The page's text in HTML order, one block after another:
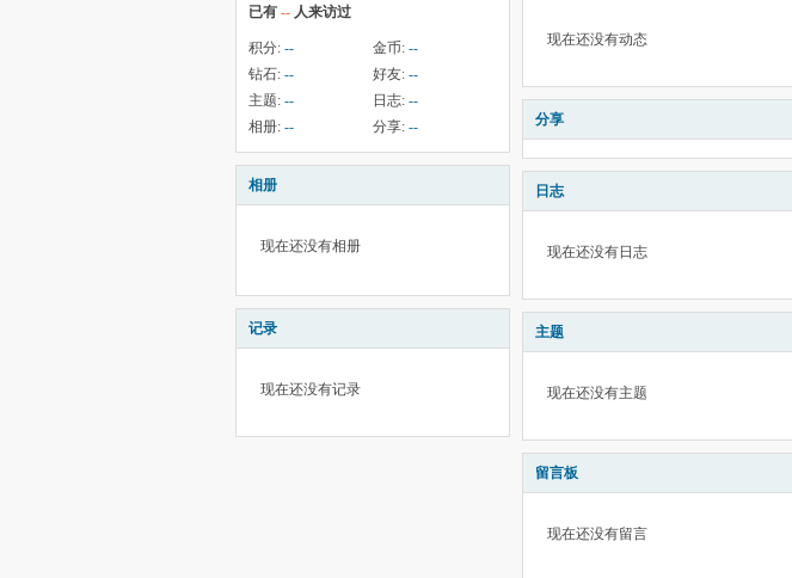
已有 -- 人来访过
积分: -- 金币: --
钻石: -- 好友: --
主题: -- 日志: --
相册: -- 分享: --
相册
现在还没有相册
记录
现在还没有记录
现在还没有动态
分享
日志
现在还没有日志
主题
现在还没有主题
留言板
现在还没有留言